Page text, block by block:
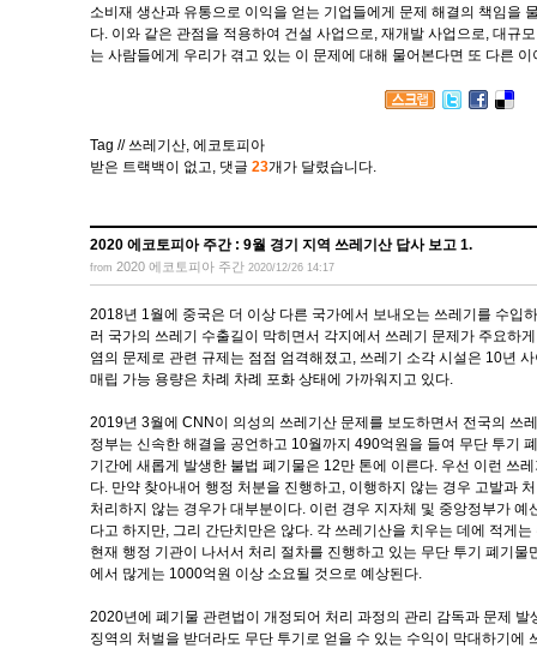
소비재 생산과 유통으로 이익을 얻는 기업들에게 문제 해결의 책임을
다. 이와 같은 관점을 적용하여 건설 사업으로, 재개발 사업으로, 대규
는 사람들에게 우리가 겪고 있는 이 문제에 대해 물어본다면 또 다른
Tag // 쓰레기산, 에코토피아
받은 트랙백이 없고, 댓글 23개가 달렸습니다.
2020 에코토피아 주간 : 9월 경기 지역 쓰레기산 답사 보고 1.
from 2020 에코토피아 주간 2020/12/26 14:17
2018년 1월에 중국은 더 이상 다른 국가에서 보내오는 쓰레기를 수입
러 국가의 쓰레기 수출길이 막히면서 각지에서 쓰레기 문제가 주요하
염의 문제로 관련 규제는 점점 엄격해졌고, 쓰레기 소각 시설은 10년
매립 가능 용량은 차례 차례 포화 상태에 가까워지고 있다.
2019년 3월에 CNN이 의성의 쓰레기산 문제를 보도하면서 전국의 쓰
정부는 신속한 해결을 공언하고 10월까지 490억원을 들여 무단 투기
기간에 새롭게 발생한 불법 폐기물은 12만 톤에 이른다. 우선 이런 쓰
다. 만약 찾아내어 행정 처분을 진행하고, 이행하지 않는 경우 고발과
처리하지 않는 경우가 대부분이다. 이런 경우 지자체 및 중앙정부가
다고 하지만, 그리 간단치만은 않다. 각 쓰레기산을 치우는 데에 적게
현재 행정 기관이 나서서 처리 절차를 진행하고 있는 무단 투기 폐기
에서 많게는 1000억원 이상 소요될 것으로 예상된다.
2020년에 폐기물 관련법이 개정되어 처리 과정의 관리 감독과 문제
징역의 처벌을 받더라도 무단 투기로 얻을 수 있는 수익이 막대하기에